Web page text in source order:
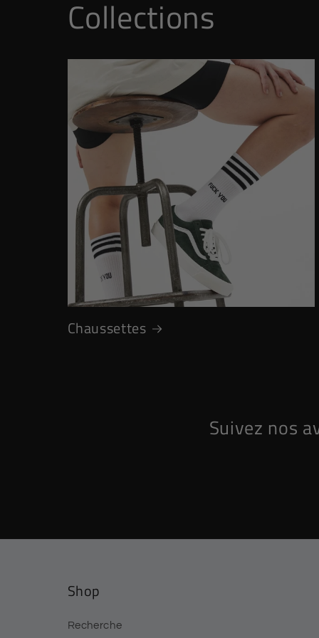
Collections
Chaussettes
Suivez nos
Shop
Recherche